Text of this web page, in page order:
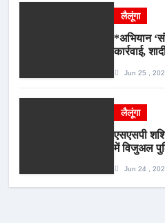
लैलूंगा
*अभियान
कार्रवाई,
Jun 25 ,
लैलूंगा
एसएसपी
में विजुअल
Jun 24 ,